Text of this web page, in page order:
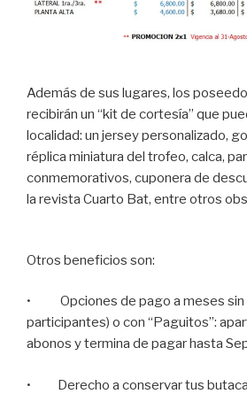
Además de sus lugares, los
recibirán un “kit de cortesía” que
localidad: un jersey personalizado,
réplica miniatura del trofeo, calca,
conmemorativos, cuponera de
la revista Cuarto Bat, entre otros
Otros beneficios son:
• Opciones de pago a meses sin
participantes) o con “Paguitos”:
abonos y termina de pagar hasta
• Derecho a conservar tus